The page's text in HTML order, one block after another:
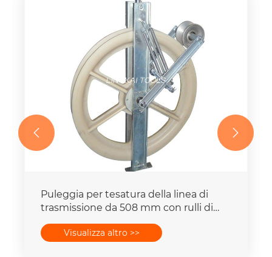
Blocco di tesatura della linea di
trasmissione a 3 pulegge a tre ruote
conduttrici
Visualizza altro >>
 